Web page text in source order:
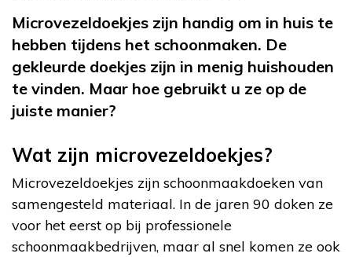
Microvezeldoekjes zijn handig om in huis te
hebben tijdens het schoonmaken. De
gekleurde doekjes zijn in menig huishouden
te vinden. Maar hoe gebruikt u ze op de
juiste manier?
Wat zijn microvezeldoekjes?
Microvezeldoekjes zijn schoonmaakdoeken van
samengesteld materiaal. In de jaren 90 doken ze
voor het eerst op bij professionele
schoonmaakbedrijven, maar al snel komen ze ook